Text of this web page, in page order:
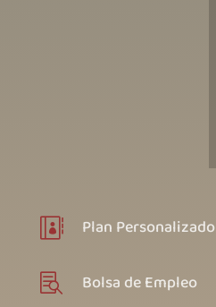
 Plan Personalizado
 Bolsa de Empleo